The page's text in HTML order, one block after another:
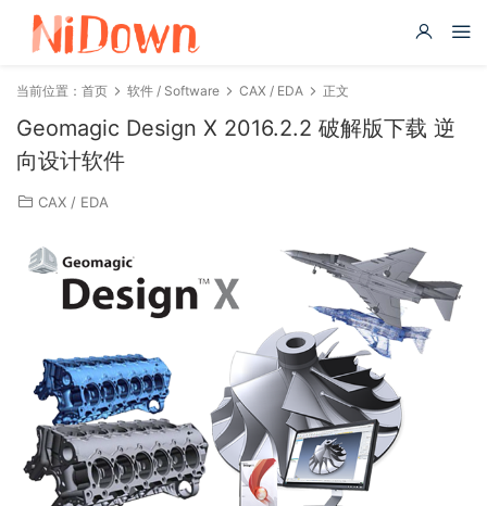
当前位置： 首页 软件 / Software CAX / EDA 正文
Geomagic Design X 2016.2.2 破解版下载 逆
向设计软件
CAX / EDA